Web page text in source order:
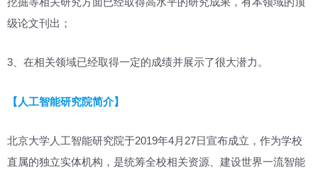
级论文刊出；
3、在相关领域已经取得一定的成绩并展示了很大潜力。
【人工智能研究院简介】
北京大学人工智能研究院于2019年4月27日宣布成立，作为学校
直属的独立实体机构，是统筹全校相关资源、建设世界一流智能